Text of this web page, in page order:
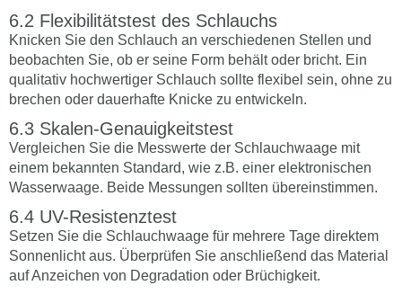
Flexibilitätstest des Schlauchs
Knicken Sie den Schlauch an verschiedenen Stellen und
beobachten Sie, ob er seine Form behält oder bricht. Ein
qualitativ hochwertiger Schlauch sollte flexibel sein, ohne zu
brechen oder dauerhafte Knicke zu entwickeln.
Skalen-Genauigkeitstest
Vergleichen Sie die Messwerte der Schlauchwaage mit
einem bekannten Standard, wie z.B. einer elektronischen
Wasserwaage. Beide Messungen sollten übereinstimmen.
UV-Resistenztest
Setzen Sie die Schlauchwaage für mehrere Tage direktem
Sonnenlicht aus. Überprüfen Sie anschließend das Material
auf Anzeichen von Degradation oder Brüchigkeit.